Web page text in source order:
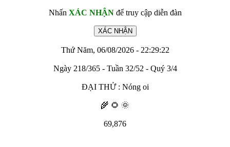
Nhấn XÁC NHẬNđể truy cập diễn đàn
Thứ Năm, 06/08/2026 - 22:29:22
Ngày 218/365 - Tuần 32/52 - Quý 3/4
ĐẠI THỬ : Nóng oi
🌾 🌻 🌞
69,876